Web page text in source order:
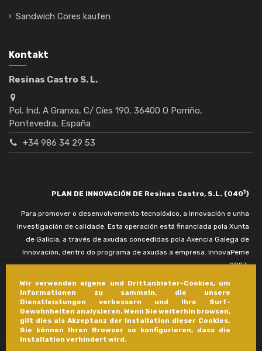
Wir verwenden eigene und Drittanbieter-Cookies, um
Informationen zu sammeln, die unsere
Dienstleistungen verbessern und Ihre Surf-
Gewohnheiten analysieren. Wenn Sie weiterhin browsen,
gilt dies als Akzeptanz der Installation dieser Cookies.
Sie können Ihren Browser so konfigurieren, dass die
Installation verhindert wird.
Sandwich Cores kaufen
Kontakt
Resinas Castro S. L.
Pol. Ind. A Granxa, C/ Cíes 190, 36400 O Porriño,
Pontevedra, España
+34 986 34 29 53
PLAN DE INNOVACIÓN DE Resinas Castro, S.L. (0401)
Para promover o desenvolvemento tecnolóxico, a innovación e unha
investigación de calidade. Esta operación está financiada pola Xunta
de Galicia, a través de axudas concedidas pola Axencia Galega de
Innovación, dentro do programa de axudas a empresa. InnovaPeme
2023.